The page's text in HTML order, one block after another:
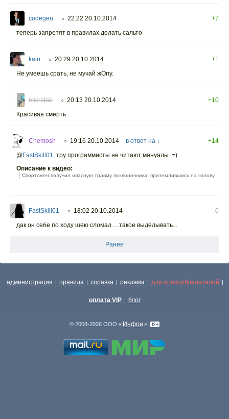
codegen ○ 22:22 20.10.2014
+7
теперь запретят в правилах делать сальто
kain ○ 20:29 20.10.2014
+1
Не умеешь срать, не мучай жОпу.
microlab ○ 20:13 20.10.2014
+10
Красивая смерть
Chemosh ○ 19:16 20.10.2014 в ответ на ↓
+14
@FastSkill01
тру программисты не читают мануалы. =)
Описание к видео:
Спортсмен получил опасную травму позвоночника, приземлившись на голову.
FastSkill01 ○ 18:02 20.10.2014
0
дак он себе по ходу шею сломал.....такое выделывать...
Ранее
администрация | правила | справка | реклама | для правообладателей |
оплата VIP | блог
© 2008-2026 ООО « Инфон »